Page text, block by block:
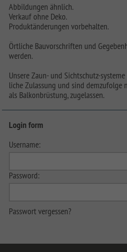
Abbildungen ähnlich.
Verkauf ohne Deko.
Produktänderungen vorbehalten.
Örtliche Bauvorschriften und
werden.
Unsere Zaun- und Sichtschutz-
liche Zulassung und sind demzufolge
als Balkonbrüstung, zugelassen.
Login form
Username:
Password:
Passwort vergessen?